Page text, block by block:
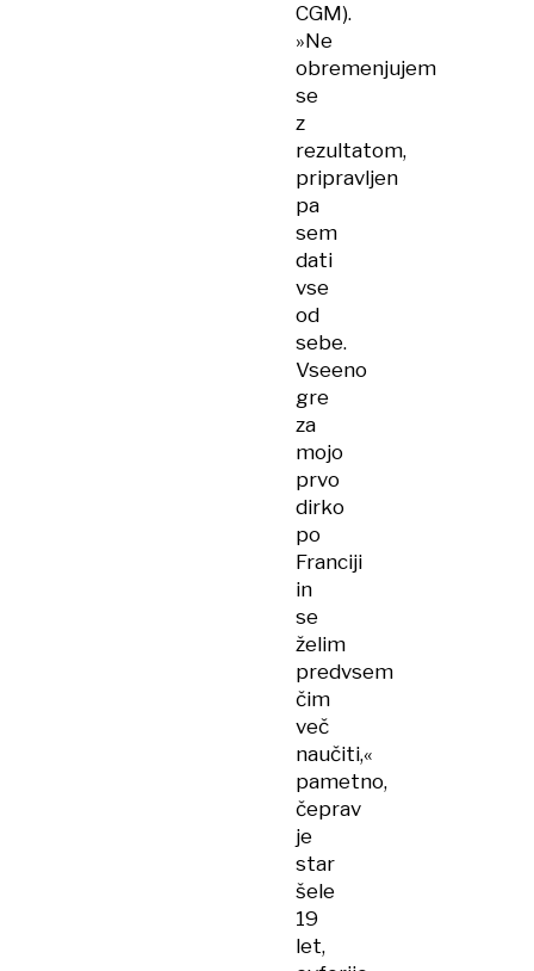
CGM).
»Ne
obremenjujem
se
z
rezultatom,
pripravljen
pa
sem
dati
vse
od
sebe.
Vseeno
gre
za
mojo
prvo
dirko
po
Franciji
in
se
želim
predvsem
čim
več
naučiti,«
pametno,
čeprav
je
star
šele
19
let,